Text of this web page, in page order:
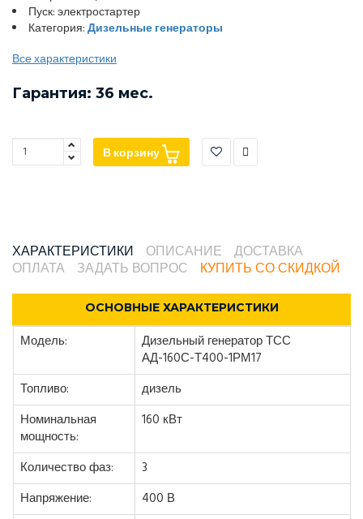
Пуск: электростартер
Категория:Дизельные генераторы
Все характеристики
Гарантия: 36 мес.
В корзину
ХАРАКТЕРИСТИКИ ОПИСАНИЕ
ДОСТАВКА
ОПЛАТА
ЗАДАТЬ ВОПРОС КУПИТЬ СО СКИДКОЙ
ОСНОВНЫЕ ХАРАКТЕРИСТИКИ
Модель:
Дизельный генератор ТСС
АД-160С-Т400-1РМ17
Топливо:
дизель
Номинальная
мощность:
160 кВт
Количество фаз:
3
Напряжение:
400 В